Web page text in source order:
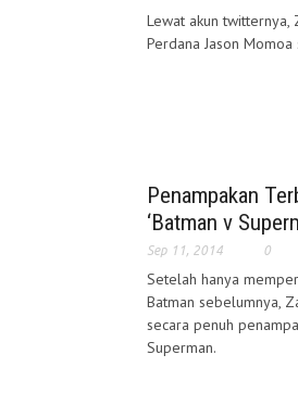
Lewat akun
Perdana Jason
Penampakan
‘Batman v
Sep 11, 2014 0
Setelah hanya
Batman sebelumnya,
secara penuh
Superman.